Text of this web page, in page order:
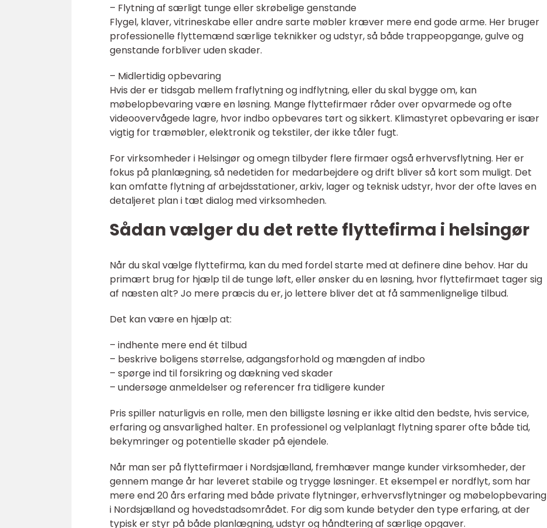
– Flytning af særligt tunge eller skrøbelige genstande
Flygel, klaver, vitrineskabe eller andre sarte møbler kræver mere end gode arme. Her bruger
professionelle flyttemænd særlige teknikker og udstyr, så både trappeopgange, gulve og
genstande forbliver uden skader.
– Midlertidig opbevaring
Hvis der er tidsgab mellem fraflytning og indflytning, eller du skal bygge om, kan
møbelopbevaring være en løsning. Mange flyttefirmaer råder over opvarmede og ofte
videoovervågede lagre, hvor indbo opbevares tørt og sikkert. Klimastyret opbevaring er især
vigtig for træmøbler, elektronik og tekstiler, der ikke tåler fugt.
For virksomheder i Helsingør og omegn tilbyder flere firmaer også erhvervsflytning. Her er
fokus på planlægning, så nedetiden for medarbejdere og drift bliver så kort som muligt. Det
kan omfatte flytning af arbejdsstationer, arkiv, lager og teknisk udstyr, hvor der ofte laves en
detaljeret plan i tæt dialog med virksomheden.
Sådan vælger du det rette flyttefirma i helsingør
Når du skal vælge flyttefirma, kan du med fordel starte med at definere dine behov. Har du
primært brug for hjælp til de tunge løft, eller ønsker du en løsning, hvor flyttefirmaet tager sig
af næsten alt? Jo mere præcis du er, jo lettere bliver det at få sammenlignelige tilbud.
Det kan være en hjælp at:
– indhente mere end ét tilbud
– beskrive boligens størrelse, adgangsforhold og mængden af indbo
– spørge ind til forsikring og dækning ved skader
– undersøge anmeldelser og referencer fra tidligere kunder
Pris spiller naturligvis en rolle, men den billigste løsning er ikke altid den bedste, hvis service,
erfaring og ansvarlighed halter. En professionel og velplanlagt flytning sparer ofte både tid,
bekymringer og potentielle skader på ejendele.
Når man ser på flyttefirmaer i Nordsjælland, fremhæver mange kunder virksomheder, der
gennem mange år har leveret stabile og trygge løsninger. Et eksempel er nordflyt, som har
mere end 20 års erfaring med både private flytninger, erhvervsflytninger og møbelopbevaring
i Nordsjælland og hovedstadsområdet. For dig som kunde betyder den type erfaring, at der
typisk er styr på både planlægning, udstyr og håndtering af særlige opgaver.